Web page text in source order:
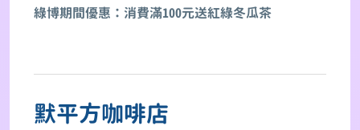
綠博期間優惠：消費滿100元送紅綠冬瓜茶
默平方咖啡店